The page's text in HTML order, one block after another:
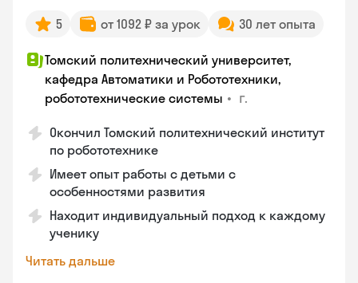
5 от 1092 ₽ за урок 30 лет опыта
Томский политехнический университет,
кафедра Автоматики и Робототехники,
робототехнические системы • г.
Окончил Томский политехнический институт
по робототехнике
Имеет опыт работы с детьми с
особенностями развития
Находит индивидуальный подход к каждому
ученику
Читать дальше